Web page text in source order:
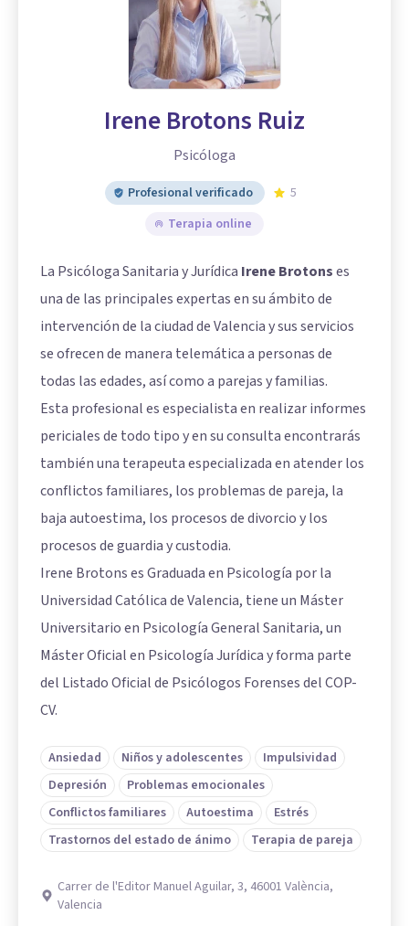
Irene Brotons Ruiz
Psicóloga
Profesional verificado
5
Terapia online
La Psicóloga Sanitaria y Jurídica Irene Brotonses
una de las principales expertas en su ámbito de
intervención de la ciudad de Valencia y sus servicios
se ofrecen de manera telemática a personas de
todas las edades, así como a parejas y familias.
Esta profesional es especialista en realizar informes
periciales de todo tipo y en su consulta encontrarás
también una terapeuta especializada en atender los
conflictos familiares, los problemas de pareja, la
baja autoestima, los procesos de divorcio y los
procesos de guardia y custodia.
Irene Brotons es Graduada en Psicología por la
Universidad Católica de Valencia, tiene un Máster
Universitario en Psicología General Sanitaria, un
Máster Oficial en Psicología Jurídica y forma parte
del Listado Oficial de Psicólogos Forenses del COP-
CV.
Ansiedad Niños y adolescentes
Impulsividad
Depresión
Problemas emocionales
Conflictos familiares
Autoestima
Estrés
Trastornos del estado de ánimo
Terapia de pareja
Carrer de l'Editor Manuel Aguilar, 3, 46001 València,
Valencia